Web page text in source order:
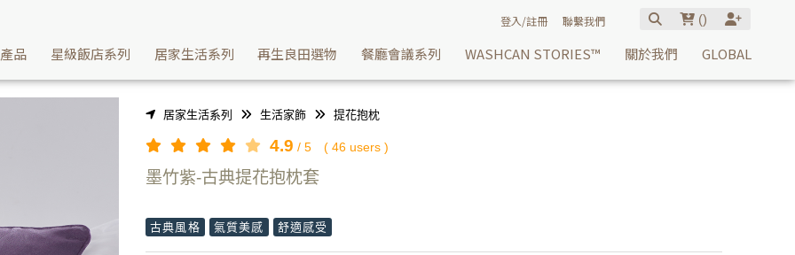
登入/註冊 聯繫我們 ()
品 星級飯店系列 居家生活系列 再生良田選物 餐廳會議系列 WASHCAN STORIES™ 關於我們 GLOBAL
居家生活系列 生活家飾 提花抱枕
4.9 / 5 ( 46 users )
墨竹紫-古典提花抱枕套
古典風格 氣質美感 舒適感受